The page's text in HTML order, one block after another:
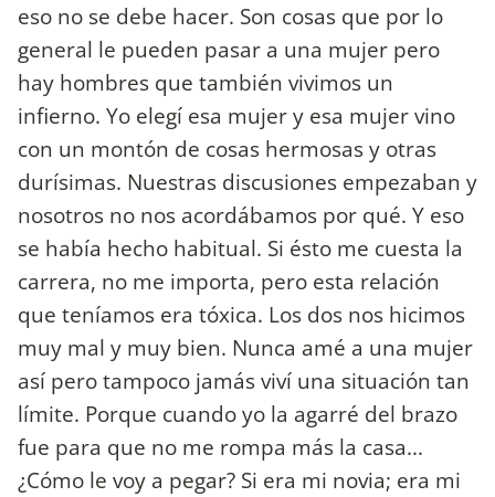
eso no se debe hacer. Son cosas que por lo
general le pueden pasar a una mujer pero
hay hombres que también vivimos un
infierno. Yo elegí esa mujer y esa mujer vino
con un montón de cosas hermosas y otras
durísimas. Nuestras discusiones empezaban y
nosotros no nos acordábamos por qué. Y eso
se había hecho habitual. Si ésto me cuesta la
carrera, no me importa, pero esta relación
que teníamos era tóxica. Los dos nos hicimos
muy mal y muy bien. Nunca amé a una mujer
así pero tampoco jamás viví una situación tan
límite. Porque cuando yo la agarré del brazo
fue para que no me rompa más la casa...
¿Cómo le voy a pegar? Si era mi novia; era mi